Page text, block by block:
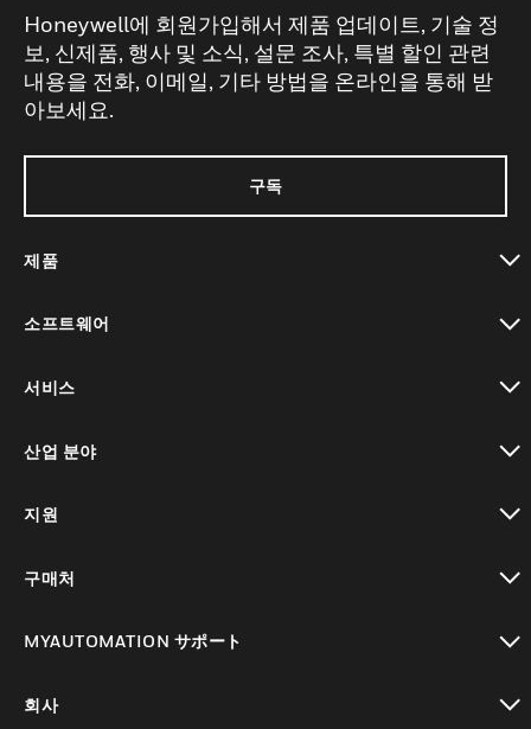
Honeywell에 회원가입해서 제품 업데이트, 기술 정
보, 신제품, 행사 및 소식, 설문 조사, 특별 할인 관련
내용을 전화, 이메일, 기타 방법을 온라인을 통해 받
아보세요.
구독
제품
소프트웨어
서비스
산업 분야
지원
구매처
MYAUTOMATION サポート
회사